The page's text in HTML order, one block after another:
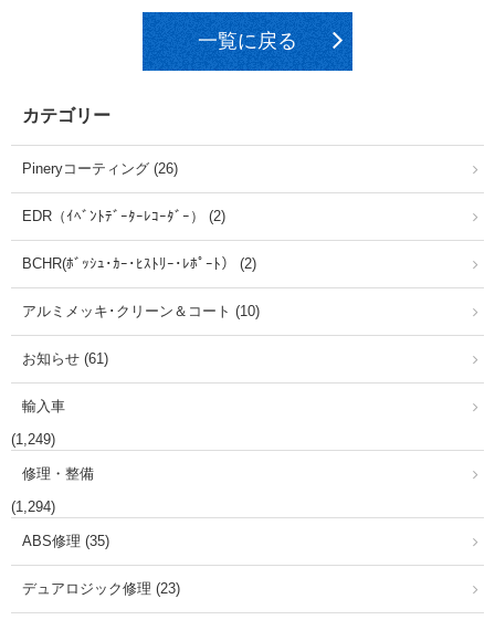
一覧に戻る
カテゴリー
Pineryコーティング (26)
EDR（ｲﾍﾞﾝﾄﾃﾞｰﾀｰﾚｺｰﾀﾞｰ） (2)
BCHR(ﾎﾞｯｼｭ･ｶｰ･ﾋｽﾄﾘｰ･ﾚﾎﾟｰﾄ） (2)
アルミメッキ･クリーン＆コート (10)
お知らせ (61)
輸入車
(1,249)
修理・整備
(1,294)
ABS修理 (35)
デュアロジック修理 (23)